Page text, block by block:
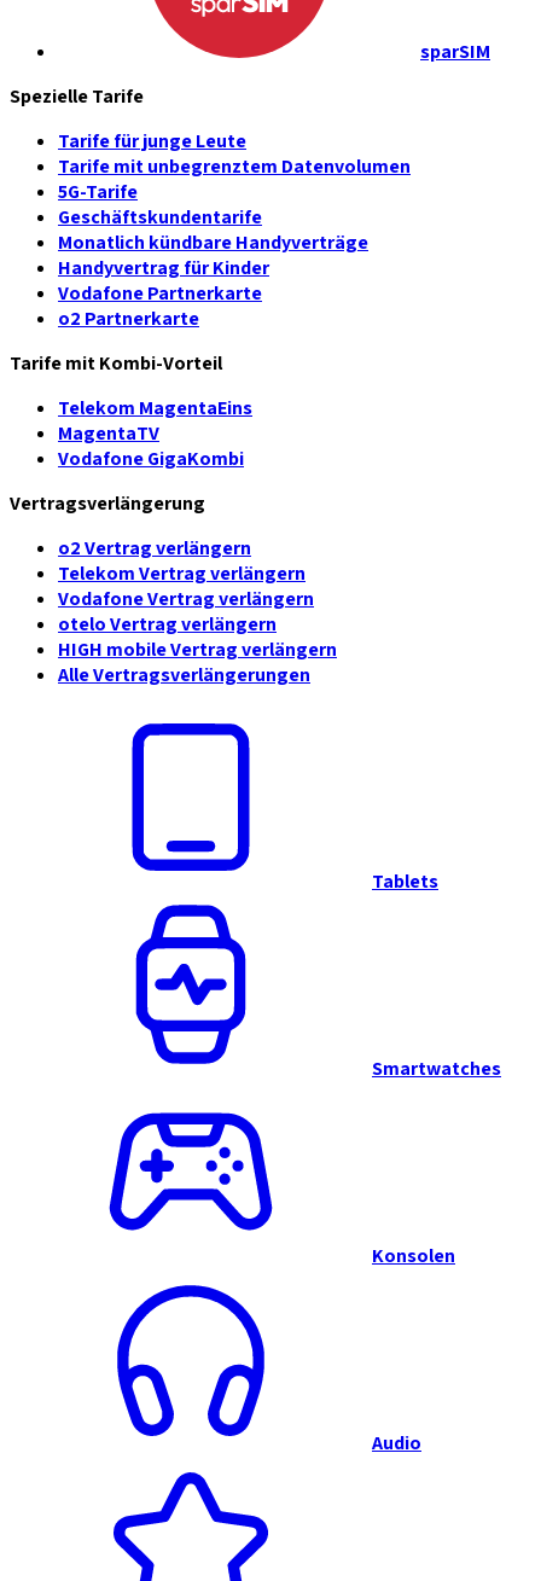
sparSIM
Spezielle Tarife
Tarife für junge Leute
Tarife mit unbegrenztem Datenvolumen
5G-Tarife
Geschäftskundentarife
Monatlich kündbare Handyverträge
Handyvertrag für Kinder
Vodafone Partnerkarte
o2 Partnerkarte
Tarife mit Kombi-Vorteil
Telekom MagentaEins
MagentaTV
Vodafone GigaKombi
Vertragsverlängerung
o2 Vertrag verlängern
Telekom Vertrag verlängern
Vodafone Vertrag verlängern
otelo Vertrag verlängern
HIGH mobile Vertrag verlängern
Alle Vertragsverlängerungen
Tablets
Smartwatches
Konsolen
Audio